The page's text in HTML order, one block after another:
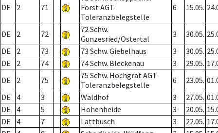
DE 2 71
Forst AGT-
Toleranzbelegstelle
6 15.05.
DE 2 72
72 Schw.
Gunzesried/Ostertal
3 30.05.
DE
2 73 73 Schw. Giebelhaus 3 30.05.
DE
2 74 74 Schw. Bleckenau 3 29.05.
DE
2 75
75 Schw. Hochgrat AGT-
Toleranzbelegstelle
6 23.05.
DE
4 3 Waldhof 3 27.05.
DE
4 5 Hohenheide 3 20.05.
DE
4 7 Lattbusch 3 22.05.